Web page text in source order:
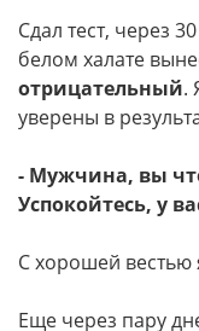
Сдал тест, через
белом халате
отрицательный.
уверены в
- Мужчина, вы
Успокойтесь, у
С хорошей
Еще через пару